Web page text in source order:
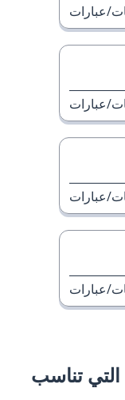
عبارات
عبارات
عبارات
عبارات
تناسب